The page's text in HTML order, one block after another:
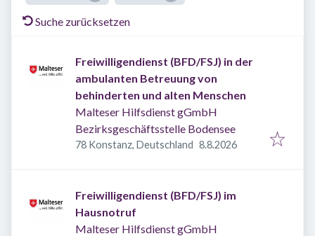
Suche zurücksetzen
Freiwilligendienst (BFD/FSJ) in der
ambulanten Betreuung von
behinderten und alten Menschen
Malteser Hilfsdienst gGmbH
Bezirksgeschäftsstelle Bodensee
78 Konstanz, Deutschland Veröffentlicht
8.8.2026
Freiwilligendienst (BFD/FSJ) im
Hausnotruf
Malteser Hilfsdienst gGmbH